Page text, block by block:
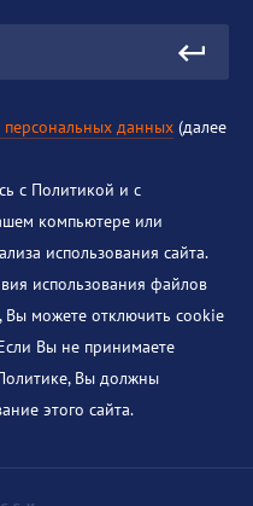
данных (далее
с Политикой и с
компьютере или
использования сайта.
использования файлов
Вы можете отключить cookie
Вы не принимаете
Вы должны
этого сайта.